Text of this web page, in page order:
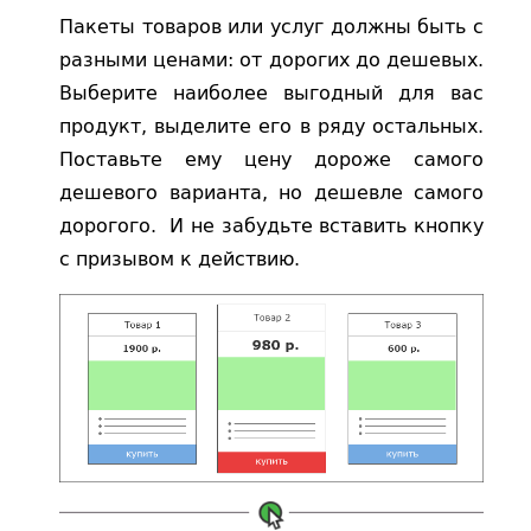
Пакеты товаров или услуг должны быть с
разными ценами: от дорогих до дешевых.
Выберите наиболее выгодный для вас
продукт, выделите его в ряду остальных.
Поставьте ему цену дороже самого
дешевого варианта, но дешевле самого
дорогого. И не забудьте вставить кнопку
с призывом к действию.